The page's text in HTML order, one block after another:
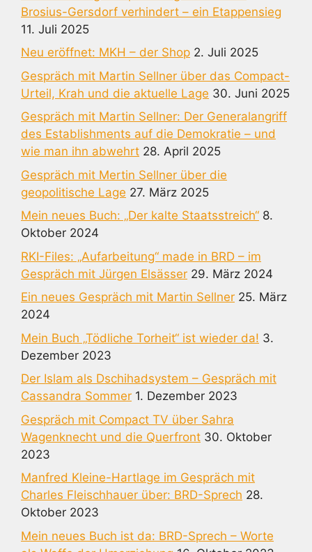
Brosius-Gersdorf verhindert – ein Etappensieg
11. Juli 2025
Neu eröffnet: MKH – der Shop 2. Juli 2025
Gespräch mit Martin Sellner über das Compact-
Urteil, Krah und die aktuelle Lage 30. Juni 2025
Gespräch mit Martin Sellner: Der Generalangriff
des Establishments auf die Demokratie – und
wie man ihn abwehrt 28. April 2025
Gespräch mit Mertin Sellner über die
geopolitische Lage 27. März 2025
Mein neues Buch: „Der kalte Staatsstreich“ 8.
Oktober 2024
RKI-Files: „Aufarbeitung“ made in BRD – im
Gespräch mit Jürgen Elsässer 29. März 2024
Ein neues Gespräch mit Martin Sellner 25. März
2024
Mein Buch „Tödliche Torheit“ ist wieder da! 3.
Dezember 2023
Der Islam als Dschihadsystem – Gespräch mit
Cassandra Sommer 1. Dezember 2023
Gespräch mit Compact TV über Sahra
Wagenknecht und die Querfront 30. Oktober
2023
Manfred Kleine-Hartlage im Gespräch mit
Charles Fleischhauer über: BRD-Sprech 28.
Oktober 2023
Mein neues Buch ist da: BRD-Sprech – Worte